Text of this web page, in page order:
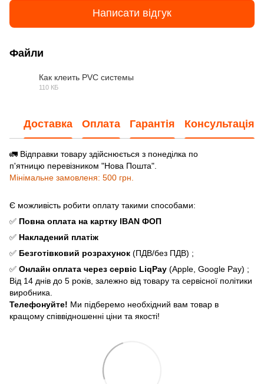
Написати відгук
Файли
Как клеить PVC системы
110 КБ
Доставка Оплата Гарантія Консультація
🚛 Відправки товару здійснюється з понеділка по
п'ятницю перевізником "Нова Пошта".
Мінімальне замовленя: 500 грн.
Є можливість робити оплату такими способами:
✅ Повна оплата на картку IBAN ФОП
✅ Накладений платіж
✅ Безготівковий розрахунок (ПДВ/без ПДВ) ;
✅ Онлайн оплата через сервіс LiqPay (Apple, Google Pay) ;
Від 14 днів до 5 років, залежно від товару та сервісної політики
виробника.
Телефонуйте! Ми підберемо необхідний вам товар в
кращому співвідношенні ціни та якості!